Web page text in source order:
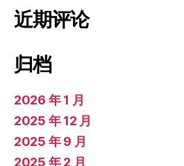
近期评论
归档
2026 年 1 月
2025 年 12 月
2025 年 9 月
2025 年 2 月